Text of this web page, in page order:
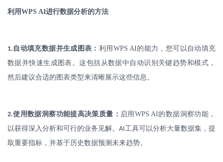
利用WPS AI进行数据分析的方法
1. 自动填充数据并生成图表： 利用 WPS AI的能力，您可以自动填充
数据并快速生成图表。这包括从数据中自动识别关键趋势和模式，
然后建议合适的图表类型来清晰展示这些信息。
2.使用数据洞察功能提高决策质量： 启用 WPS AI的数据洞察功能，
以获得深入分析和可行的业务见解。 AI工具可以分析大量数据集，提
取重要指标，并基于历史数据预测未来趋势。